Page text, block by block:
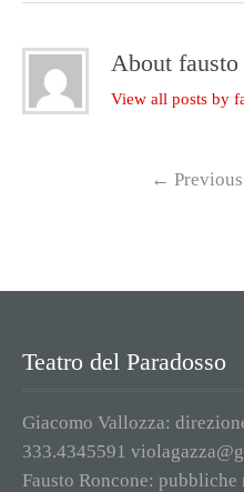
About fausto
View all posts by
← Previous
Teatro del Paradosso
Giacomo Vallozza:
333.4345591
Fausto Roncone: